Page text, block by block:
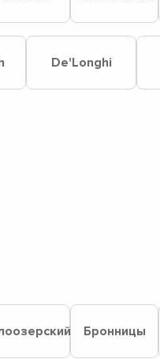
De'Longhi
Бронницы